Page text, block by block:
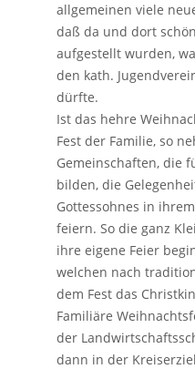
allgemeinen viele
daß da und dort
aufgestellt wurden,
den kath.
dürfte.
Ist das hehre
Fest der Familie, so
Gemeinschaften, die
bilden, die
Gottessohnes in
feiern. So die ganz
ihre eigene Feier
welchen nach
dem Fest das
Familiäre
der
dann in der